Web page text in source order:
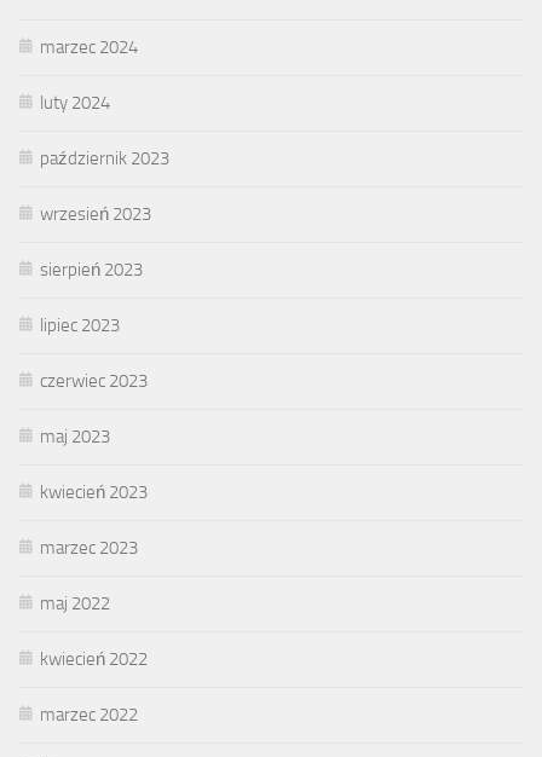
marzec 2024
luty 2024
październik 2023
wrzesień 2023
sierpień 2023
lipiec 2023
czerwiec 2023
maj 2023
kwiecień 2023
marzec 2023
maj 2022
kwiecień 2022
marzec 2022